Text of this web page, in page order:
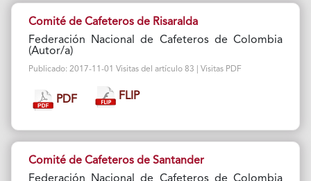
Comité de Cafeteros de Risaralda
Federación Nacional de Cafeteros de Colombia
(Autor/a)
Publicado: 2017-11-01 Visitas del artículo 83 | Visitas PDF
PDF FLIP
Comité de Cafeteros de Santander